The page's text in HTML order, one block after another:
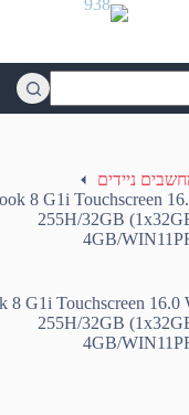
ניידים
8 G1i Touchscreen
255H/32GB
4GB/